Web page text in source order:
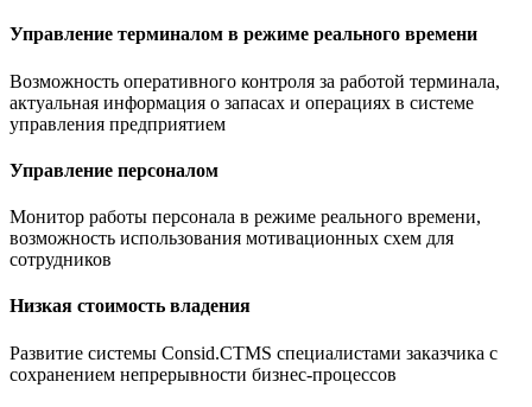
Управление терминалом в режиме реального времени
Возможность оперативного контроля за работой терминала,
актуальная информация о запасах и операциях в системе
управления предприятием
Управление персоналом
Монитор работы персонала в режиме реального времени,
возможность использования мотивационных схем для
сотрудников
Низкая стоимость владения
Развитие системы Consid.СTMS специалистами заказчика с
сохранением непрерывности бизнес-процессов